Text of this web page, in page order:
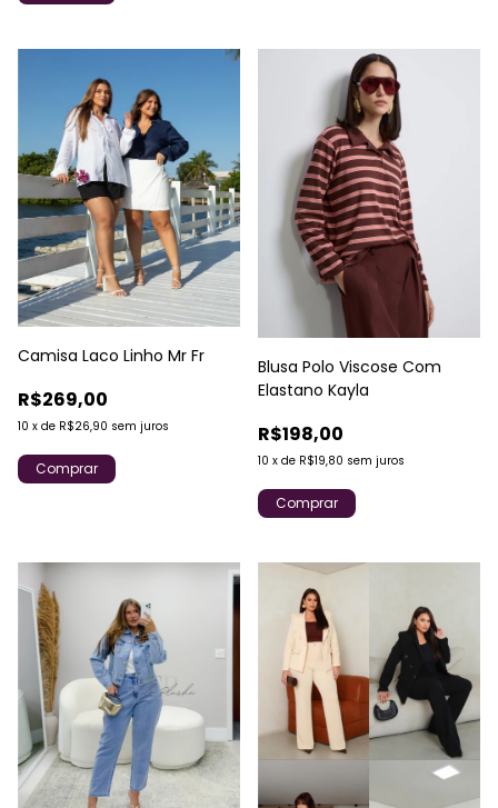
Camisa Laco Linho Mr Fr
R$269,00
10 x de R$26,90 sem juros
Comprar
Blusa Polo Viscose Com
Elastano Kayla
R$198,00
10 x de R$19,80 sem juros
Comprar